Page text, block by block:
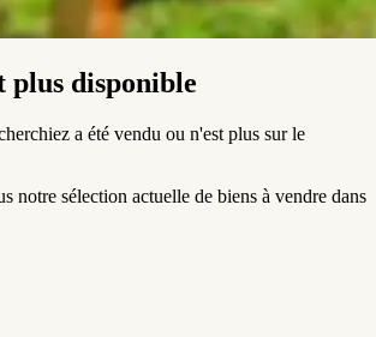
plus disponible
a été vendu ou n'est plus sur le
notre sélection actuelle de biens à vendre dans